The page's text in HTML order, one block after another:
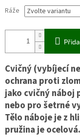
Ráže
Cvičný (vybíjecí
ochrana proti
jako cvičný náboj
nebo pro šetrné
Tělo náboje je z
pružina je ocelová.